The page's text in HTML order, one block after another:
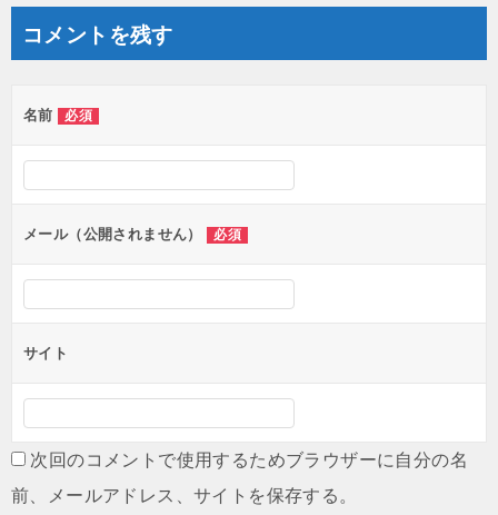
コメントを残す
名前 必須
メール（公開されません） 必須
サイト
次回のコメントで使用するためブラウザーに自分の名
前、メールアドレス、サイトを保存する。